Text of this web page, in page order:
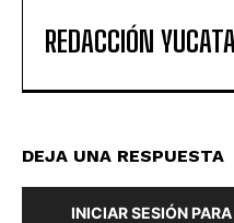
REDACCIÓN
DEJA UNA RESPUESTA
INICIAR SESIÓN